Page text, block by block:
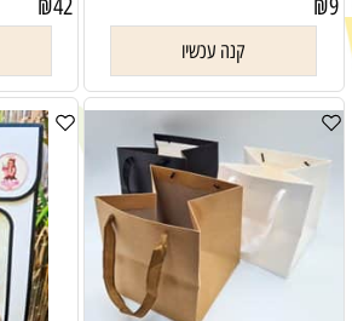
₪9
קנה עכשיו
₪42